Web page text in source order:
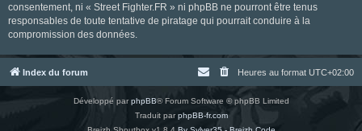
consentement, ni « Street Fighter.FR » ni phpBB ne pourront être tenus
responsables de toute tentative de piratage qui pourrait conduire à la
compromission des données.
Index du forum Heures au format UTC+02:00
Développé parphpBB® Forum Software © phpBB Limited
Traduit parphpBB-fr.com